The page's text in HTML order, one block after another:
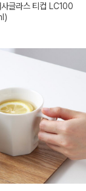
글라스 티컵 LC100